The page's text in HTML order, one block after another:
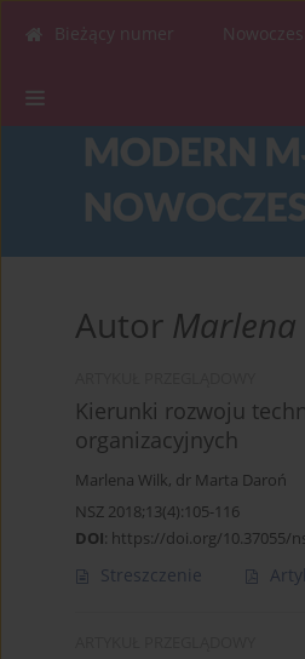
Bieżący numer
Autor Marlena
Kierunki rozwoju
organizacyjnych
Marlena Wilk, dr Marta Daroń
NSZ 2018;13(4):105-116
DOI: https://doi.org/10.37055/
Streszczenie